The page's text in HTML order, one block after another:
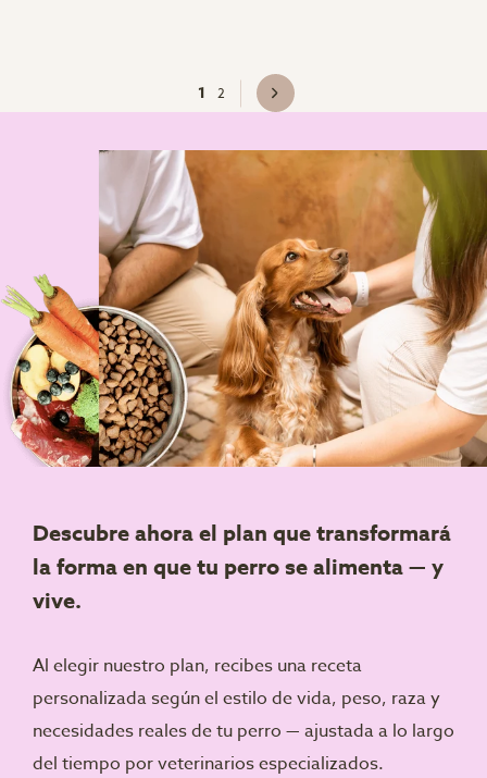
1 2
Descubre ahora el plan que transformará
la forma en que tu perro se alimenta — y
vive.
Al elegir nuestro plan, recibes una receta
personalizada según el estilo de vida, peso, raza y
necesidades reales de tu perro — ajustada a lo largo
del tiempo por veterinarios especializados.